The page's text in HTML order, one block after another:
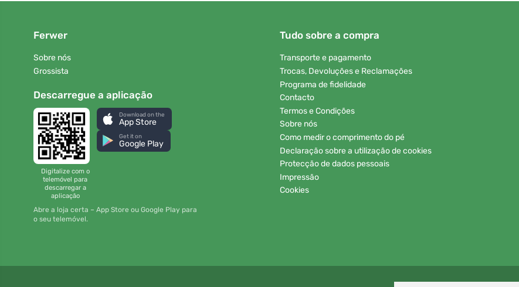
Ferwer
Sobre nós
Grossista
Descarregue a aplicação
Digitalize com o
telemóvel para
descarregar a
aplicação
Download on the
App Store
Get it on
Google Play
Abre a loja certa – App Store ou Google Play para
o seu telemóvel.
Tudo sobre a compra
Transporte e pagamento
Trocas, Devoluções e Reclamações
Programa de fidelidade
Contacto
Termos e Condições
Sobre nós
Como medir o comprimento do pé
Declaração sobre a utilização de cookies
Protecção de dados pessoais
Impressão
Cookies